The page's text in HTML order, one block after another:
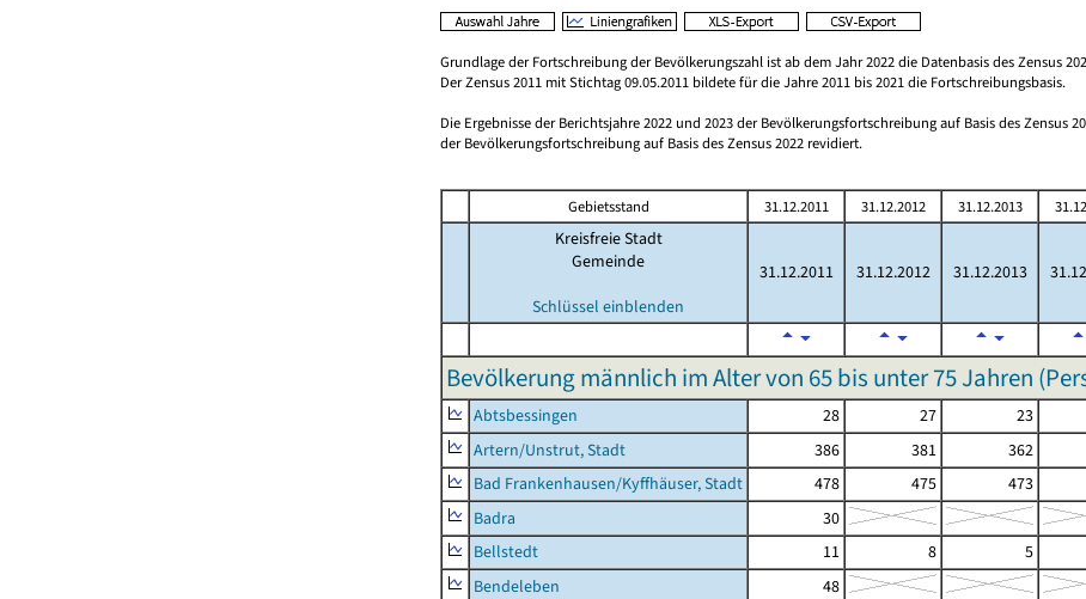
Grundlage der Fortschreibung der Bevölkerungszahl ist ab dem Jahr 2022 die Datenbasis des Zensus
Der Zensus 2011 mit Stichtag 09.05.2011 bildete für die Jahre 2011 bis 2021 die Fortschreibungsbasis.
Die Ergebnisse der Berichtsjahre 2022 und 2023 der Bevölkerungsfortschreibung auf Basis des Zensus
der Bevölkerungsfortschreibung auf Basis des Zensus 2022 revidiert.
Gebietsstand 31.12.2011 31.12.2012 31.12.2013
Kreisfreie Stadt
Gemeinde
Schlüssel einblenden
31.12.2011 31.12.2012 31.12.2013
Bevölkerung männlich im Alter von 65 bis unter 75 Jahren
Abtsbessingen 28 27 23
Artern/Unstrut, Stadt
386 381 362
Bad Frankenhausen/Kyffhäuser, Stadt
478 475 473
Badra
30
Bellstedt
11 8 5
Bendeleben
48